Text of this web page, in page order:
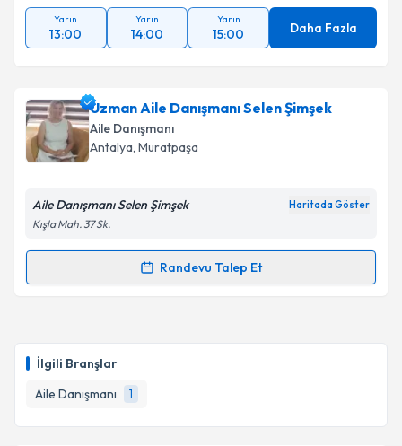
İlgili Branşlar
Aile Danışmanı
1
Yarın
13:00
Yarın
14:00
Yarın
15:00 Daha Fazla
Uzman Aile Danışmanı Selen Şimşek
Aile Danışmanı
Antalya, Muratpaşa
Aile Danışmanı Selen Şimşek Haritada Göster
Kışla Mah. 37 Sk.
Randevu Talep Et
Randevu Takvimi Talebi
almanız için bir takvim hazırlandığında e-posta ile
bilgilendireceğiz.
E-posta Adresiniz